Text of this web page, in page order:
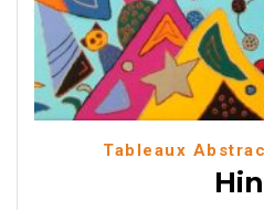
Tableaux